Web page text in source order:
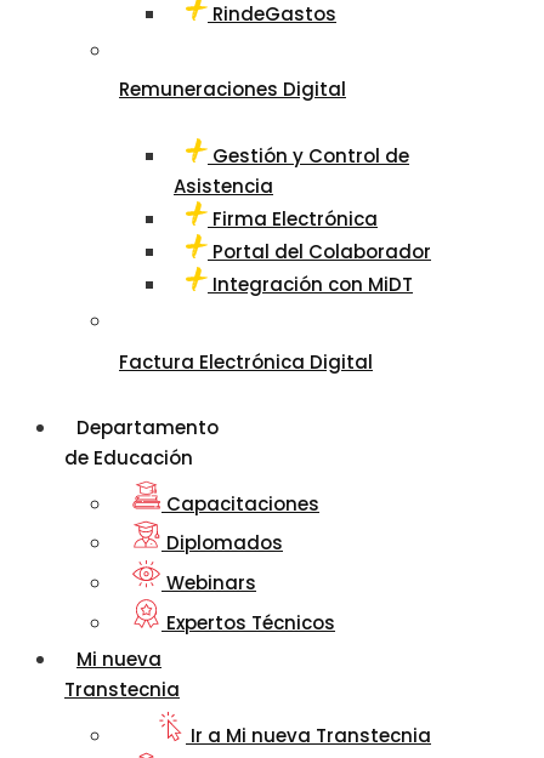
RindeGastos
Remuneraciones Digital
Gestión y Control de
Asistencia
Firma Electrónica
Portal del Colaborador
Integración con MiDT
Factura Electrónica Digital
Departamento
de Educación
Capacitaciones
Diplomados
Webinars
Expertos Técnicos
Mi nueva
Transtecnia
Ir a Mi nueva Transtecnia